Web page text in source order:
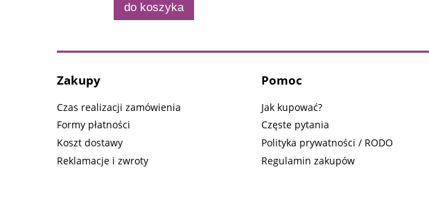
do koszyka
Zakupy
Czas realizacji zamówienia
Formy płatności
Koszt dostawy
Reklamacje i zwroty
Pomoc
Jak kupować?
Częste pytania
Polityka prywatności / RODO
Regulamin zakupów